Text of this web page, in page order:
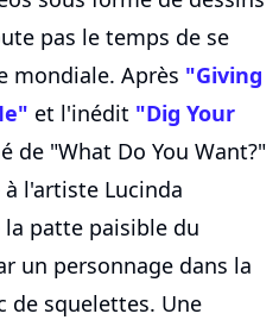
pas le temps de se
mondiale. Après "Giving
et l'inédit "Dig Your
de "What Do You Want?"
l'artiste Lucinda
la patte paisible du
un personnage dans la
de squelettes. Une